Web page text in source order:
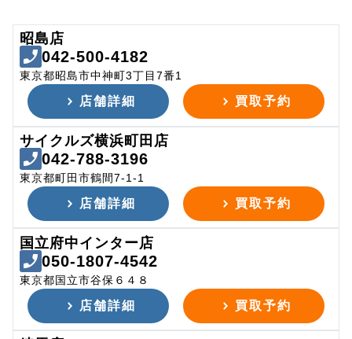
昭島店
042-500-4182
東京都昭島市中神町3丁目7番1
店舗詳細 買取予約
サイクルズ横浜町田店
042-788-3196
東京都町田市鶴間7-1-1
店舗詳細 買取予約
国立府中インター店
050-1807-4542
東京都国立市谷保６４８
店舗詳細 買取予約